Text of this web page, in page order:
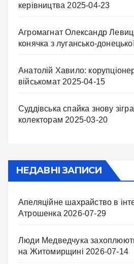
керівництва 2025-04-23
Агромагнат Олександр
конячка з лугансько-
Анатолій Хавило:
військомат 2025-04-15
Суддівська спайка знову
колекторам 2025-03-20
НЕДАВНІ ЗАПИСИ
Апеляційне шахрайство в
Атрошенка 2026-07-29
Люди Медведчука
на Житомирщині 2026-07-14